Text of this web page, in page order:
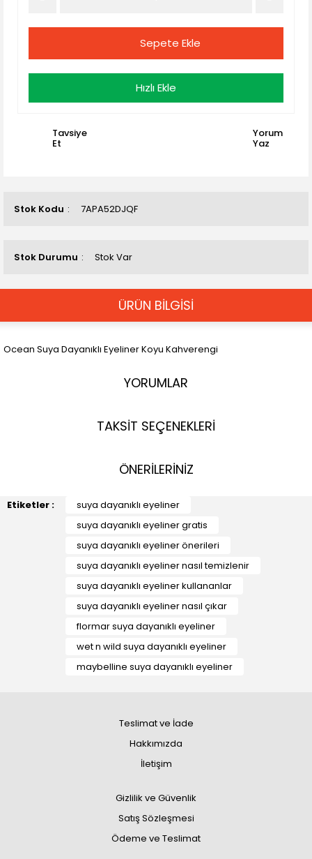
Stok Kodu 7APA52DJQF
Stok Durumu Stok Var
Sepete Ekle
Hızlı Ekle
Tavsiye
Et
Yorum
Yaz
ÜRÜN BİLGİSİ
Ocean Suya Dayanıklı Eyeliner Koyu Kahverengi
YORUMLAR
TAKSİT SEÇENEKLERİ
ÖNERİLERİNİZ
Etiketler :
suya dayanıklı eyeliner
suya dayanıklı eyeliner gratis
suya dayanıklı eyeliner önerileri
suya dayanıklı eyeliner nasıl temizlenir
suya dayanıklı eyeliner kullananlar
suya dayanıklı eyeliner nasıl çıkar
flormar suya dayanıklı eyeliner
wet n wild suya dayanıklı eyeliner
maybelline suya dayanıklı eyeliner
Teslimat ve İade
Hakkımızda
İletişim
Gizlilik ve Güvenlik
Satış Sözleşmesi
Ödeme ve Teslimat